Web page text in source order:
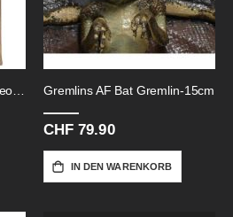
Gremlins AF Bat Gremlin-15cm
CHF 79.90
IN DEN WARENKORB